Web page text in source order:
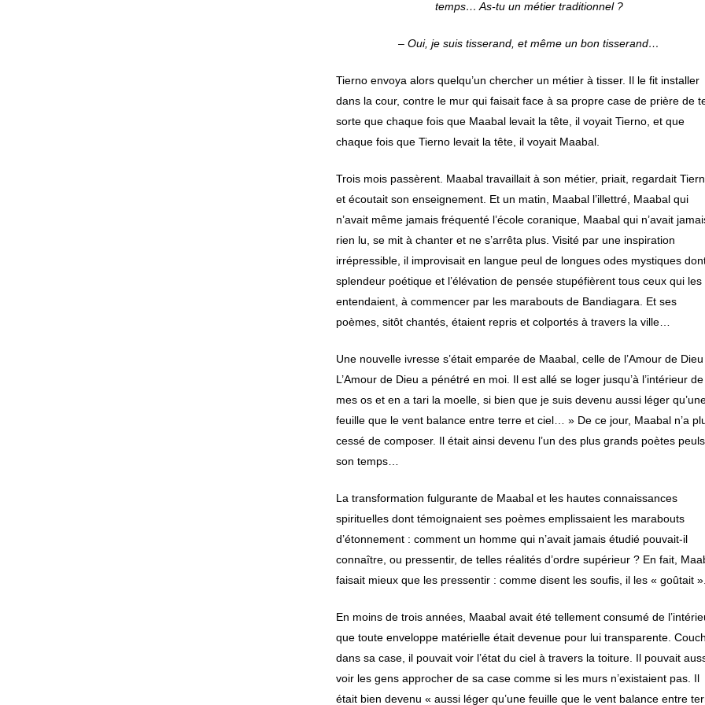
temps… As-tu un métier traditionnel ?
– Oui, je suis tisserand, et même un bon tisserand…
Tierno envoya alors quelqu’un chercher un métier à tisser. Il le fit installer
dans la cour, contre le mur qui faisait face à sa propre case de prière de
sorte que chaque fois que Maabal levait la tête, il voyait Tierno, et que
chaque fois que Tierno levait la tête, il voyait Maabal.
Trois mois passèrent. Maabal travaillait à son métier, priait, regardait
et écoutait son enseignement. Et un matin, Maabal l’illettré, Maabal qui
n’avait même jamais fréquenté l’école coranique, Maabal qui n’avait
rien lu, se mit à chanter et ne s’arrêta plus. Visité par une inspiration
irrépressible, il improvisait en langue peul de longues odes mystiques
splendeur poétique et l’élévation de pensée stupéfièrent tous ceux qui les
entendaient, à commencer par les marabouts de Bandiagara. Et ses
poèmes, sitôt chantés, étaient repris et colportés à travers la ville…
Une nouvelle ivresse s’était emparée de Maabal, celle de l’Amour de
L’Amour de Dieu a pénétré en moi. Il est allé se loger jusqu’à l’intérieur de
mes os et en a tari la moelle, si bien que je suis devenu aussi léger
feuille que le vent balance entre terre et ciel… » De ce jour, Maabal n’a
cessé de composer. Il était ainsi devenu l’un des plus grands poètes
son temps…
La transformation fulgurante de Maabal et les hautes connaissances
spirituelles dont témoignaient ses poèmes emplissaient les marabouts
d’étonnement : comment un homme qui n’avait jamais étudié pouvait-il
connaître, ou pressentir, de telles réalités d’ordre supérieur ? En fait,
faisait mieux que les pressentir : comme disent les soufis, il les « goûtait ».
En moins de trois années, Maabal avait été tellement consumé de
que toute enveloppe matérielle était devenue pour lui transparente.
dans sa case, il pouvait voir l’état du ciel à travers la toiture. Il pouvait
voir les gens approcher de sa case comme si les murs n’existaient pas. Il
était bien devenu « aussi léger qu’une feuille que le vent balance entre